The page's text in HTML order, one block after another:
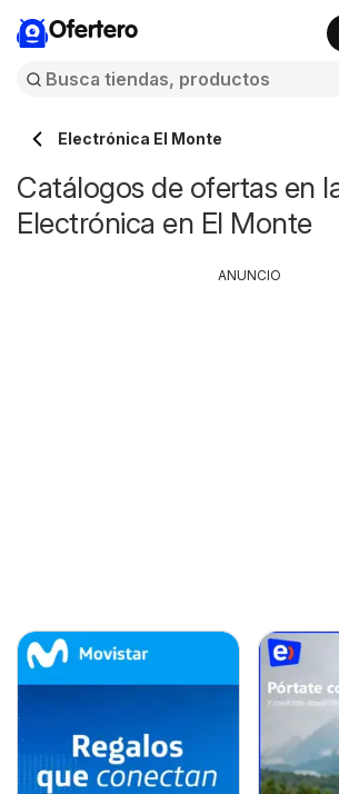
Ofertero
Electrónica El Monte
Catálogos de ofertas en
Electrónica en El Monte
ANUNCIO